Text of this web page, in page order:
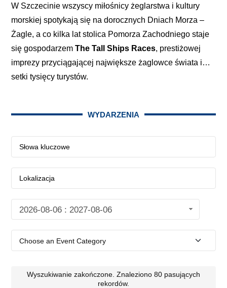
W Szczecinie wszyscy miłośnicy żeglarstwa i kultury
morskiej spotykają się na dorocznych Dniach Morza –
Żagle, a co kilka lat stolica Pomorza Zachodniego staje
się gospodarzem The Tall Ships Races, prestiżowej
imprezy przyciągającej największe żaglowce świata i…
setki tysięcy turystów.
WYDARZENIA
2026-08-06 : 2027-08-06
Wyszukiwanie zakończone. Znaleziono 80 pasujących
rekordów.